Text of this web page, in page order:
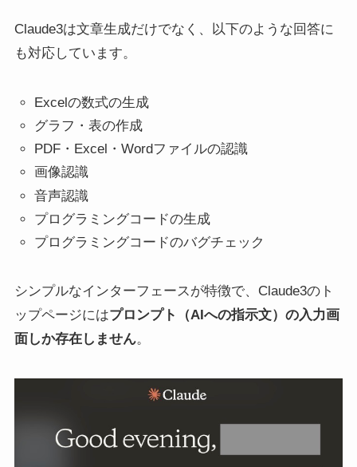
Claude3は文章生成だけでなく、以下のような回答に
も対応しています。
Excelの数式の生成
グラフ・表の作成
PDF・Excel・Wordファイルの認識
画像認識
音声認識
プログラミングコードの生成
プログラミングコードのバグチェック
シンプルなインターフェースが特徴で、Claude3のト
ップページにはプロンプト（AIへの指示文）の入力画
面しか存在しません。